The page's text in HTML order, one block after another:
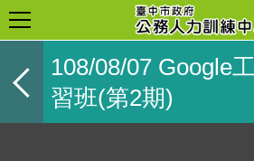
108/08/07 Google
習班(第2期)